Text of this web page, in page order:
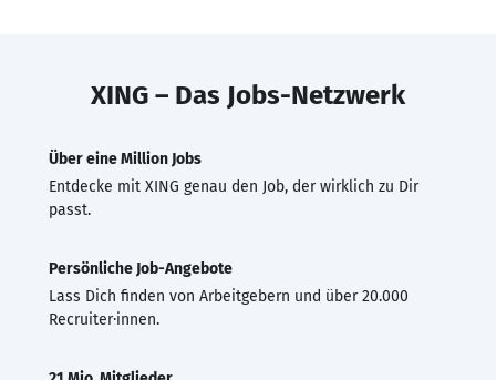
XING – Das Jobs-Netzwerk
Über eine Million Jobs
Entdecke mit XING genau den Job, der wirklich zu Dir
passt.
Persönliche Job-Angebote
Lass Dich finden von Arbeitgebern und über 20.000
Recruiter·innen.